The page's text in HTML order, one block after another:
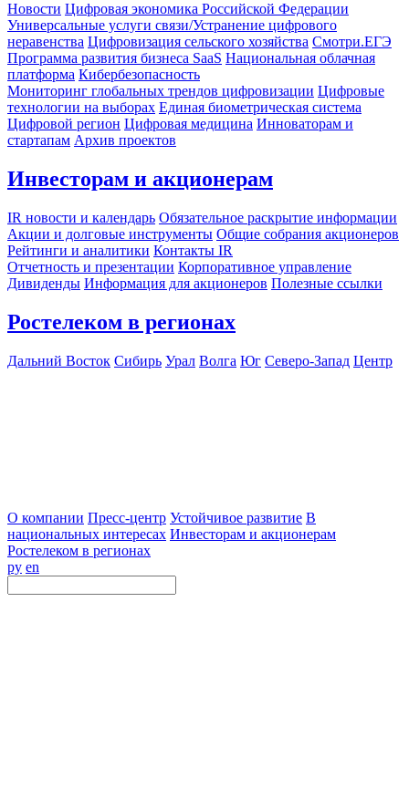
Новости Цифровая экономика Российской Федерации
Универсальные услуги связи/Устранение цифрового
неравенства Цифровизация сельского хозяйства Смотри.ЕГЭ
Программа развития бизнеса SaaS Национальная облачная
платформа Кибербезопасность
Мониторинг глобальных трендов цифровизации Цифровые
технологии на выборах Единая биометрическая система
Цифровой регион Цифровая медицина Инноваторам и
стартапам Архив проектов
Инвесторам и акционерам
IR новости и календарь Обязательное раскрытие информации
Акции и долговые инструменты Общие собрания акционеров
Рейтинги и аналитики Контакты IR
Отчетность и презентации Корпоративное управление
Дивиденды Информация для акционеров Полезные ссылки
Ростелеком в регионах
Дальний Восток Сибирь Урал Волга Юг Северо-Запад Центр
О компании Пресс-центр Устойчивое развитие В
национальных интересах Инвесторам и акционерам
Ростелеком в регионах
ру en